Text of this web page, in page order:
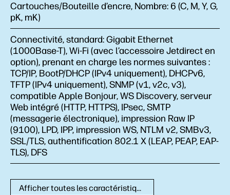
Cartouches/Bouteille d’encre, Nombre: 6 (C, M, Y, G,
pK, mK)
Connectivité, standard:Gigabit Ethernet
(1000Base-T), Wi-Fi (avec l’accessoire Jetdirect en
option), prenant en charge les normes suivantes :
TCP/IP, BootP/DHCP (IPv4 uniquement), DHCPv6,
TFTP (IPv4 uniquement), SNMP (v1, v2c, v3),
compatible Apple Bonjour, WS Discovery, serveur
Web intégré (HTTP, HTTPS), IPsec, SMTP
(messagerie électronique), impression Raw IP
(9100), LPD, IPP, impression WS, NTLM v2, SMBv3,
SSL/TLS, authentification 802.1 X (LEAP, PEAP, EAP-
TLS), DFS
Afficher toutes les caractéristiques techniques